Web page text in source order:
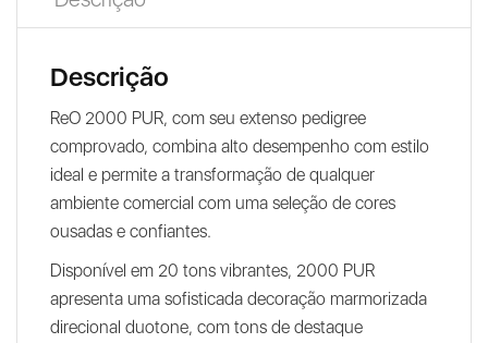
Descrição
ReO 2000 PUR, com seu extenso pedigree
comprovado, combina alto desempenho com estilo
ideal e permite a transformação de qualquer
ambiente comercial com uma seleção de cores
ousadas e confiantes.
Disponível em 20 tons vibrantes, 2000 PUR
apresenta uma sofisticada decoração marmorizada
direcional duotone, com tons de destaque